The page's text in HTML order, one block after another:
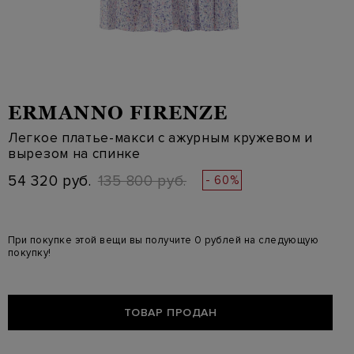
ERMANNO FIRENZE
Легкое платье-макси с ажурным кружевом и
вырезом на спинке
54 320 руб. 135 800 руб. - 60%
При покупке этой вещи вы получите 0 рублей на следующую
покупку!
ТОВАР ПРОДАН